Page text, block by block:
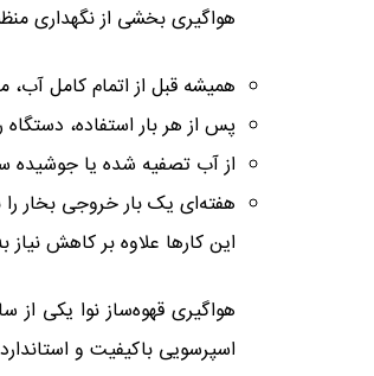
هواگیری بخشی از نگهداری
همیشه قبل از اتمام کامل آب،
پس از هر بار استفاده، دستگاه
از آب تصفیه‌ شده یا جوشیده
هفته‌ای یک بار خروجی بخار
این کارها علاوه بر کاهش
هواگیری قهوه‌ساز نوا یکی از
اسپرسویی باکیفیت و